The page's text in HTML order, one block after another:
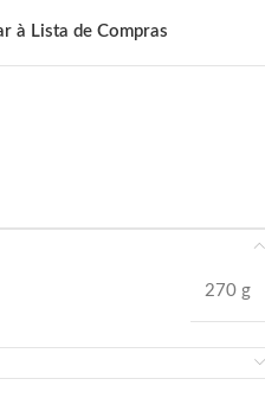
à Lista de Compras
270 g